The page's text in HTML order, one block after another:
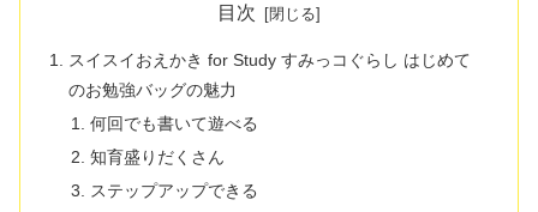
目次
スイスイおえかき for Study すみっコぐらし はじめて
のお勉強バッグの魅力
何回でも書いて遊べる
知育盛りだくさん
ステップアップできる